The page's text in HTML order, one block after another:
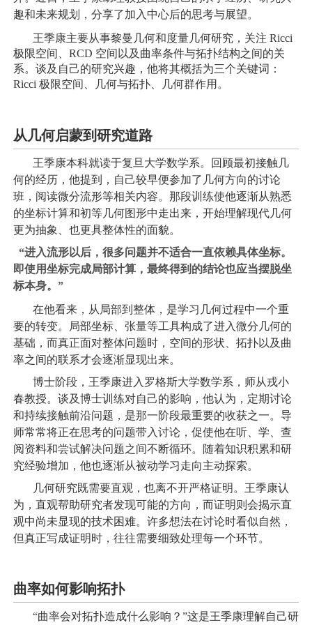
趣和未来规划，分享了加入中心后的思考与展望。
王季康主要从事黎曼几何和度量几何研究，关注 Ricci
极限空间、RCD 空间以及曲率条件与拓扑结构之间的关
系。谈及自己的研究兴趣，他将其概括为三个关键词：
Ricci 极限空间、几何与拓扑、几何群作用。
从几何启蒙到研究道路
王季康本科就读于复旦大学数学系。回顾最初接触几
何的经历，他提到，自己较早便参加了几何方向的讨论
班，阅读微分流形等相关内容。那段训练使他逐渐从熟悉
的坐标计算和初等几何图形中走出来，开始理解现代几何
更为抽象、也更具整体性的面貌。
“进入流形以后，很多问题并不适合一直依赖具体坐标。
即使用坐标完成局部计算，最终得到的结论也应当摆脱坐
标本身。”
在他看来，从局部到整体，是学习几何过程中一个重
要的转变。局部坐标、张量等工具构成了进入微分几何的
基础，而真正面对整体问题时，空间的形状、拓扑以及曲
率之间的联系才会逐渐显现出来。
博士阶段，王季康进入罗格斯大学数学系，师从戎小
春教授。谈及博士训练对自己的影响，他认为，定期讨论
和持续接触前沿问题，是那一阶段最重要的收获之一。导
师常常将正在思考的问题带入讨论，促使他在听、学、查
阅资料和尝试解决问题之间不断循环。随着知识积累和研
究经验增加，他也逐渐从被动学习走向主动探索。
几何研究既需要直观，也离不开严格证明。王季康认
为，直观帮助研究者发现可能的方向，而证明则会揭示直
观中尚未显现的技术困难。许多想法在讨论时看似自然，
但真正写成证明时，往往需要细致处理每一个环节。
曲率如何影响拓扑
“曲率会对拓扑造成什么影响？”这是王季康理解自己研